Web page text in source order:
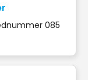
085